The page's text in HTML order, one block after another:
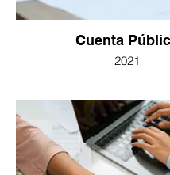
Cuenta
2021